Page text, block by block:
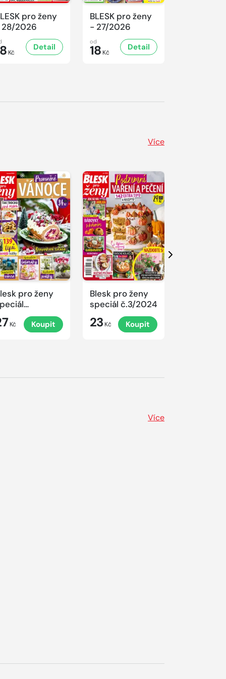
pro ženy
2026
Kč
Detail
BLESK pro ženy
- 27/2026
od
18 Kč
Detail
Více
pro ženy
č.4/2024
Kč Koupit
Blesk pro ženy
speciál č.3/2024
23 Kč Koupit
Další
Více